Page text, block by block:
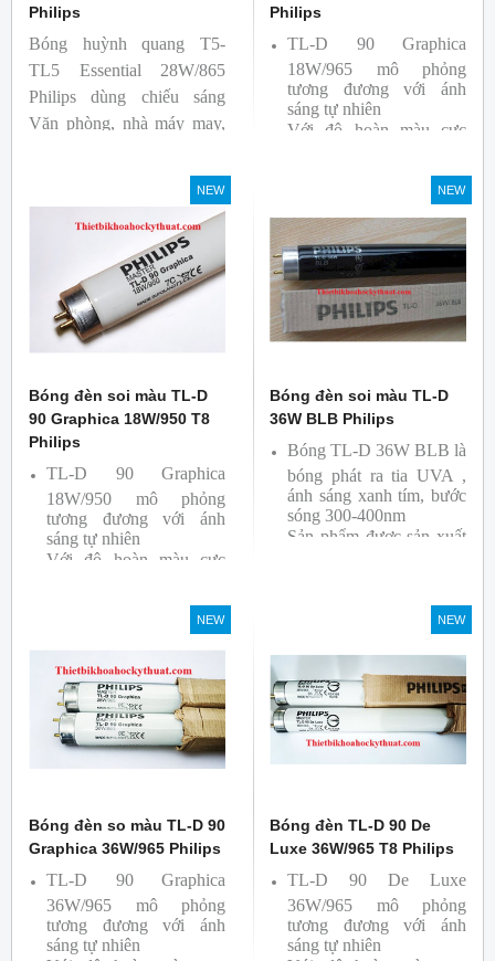
Philips
Bóng huỳnh quang T5-
TL5 Essential 28W/865
Philips dùng chiếu sáng
Văn phòng, nhà máy may,
Philips
TL-D 90 Graphica
18W/965 mô phỏng
tương đương với ánh
sáng tự nhiên
Với độ hoàn màu cực
Sản phẩm được sản xuất
bởi hãng Philips, xuất xứ
Ba lan
NEW
Bóng đèn soi màu TL-D
90 Graphica 18W/950 T8
Philips
TL-D 90 Graphica
18W/950 mô phỏng
tương đương với ánh
sáng tự nhiên
Với độ hoàn màu cực
Sản phẩm được sản xuất
bởi hãng Philips, xuất xứ
Ba lan
NEW
Bóng đèn soi màu TL-D
36W BLB Philips
Bóng TL-D 36W BLB là
bóng phát ra tia UVA ,
ánh sáng xanh tím, bước
sóng 300-400nm
Sản phẩm được sản xuất
NEW
Bóng đèn so màu TL-D 90
Graphica 36W/965 Philips
TL-D 90 Graphica
36W/965 mô phỏng
tương đương với ánh
sáng tự nhiên
NEW
Bóng đèn TL-D 90 De
Luxe 36W/965 T8 Philips
TL-D 90 De Luxe
36W/965 mô phỏng
tương đương với ánh
sáng tự nhiên